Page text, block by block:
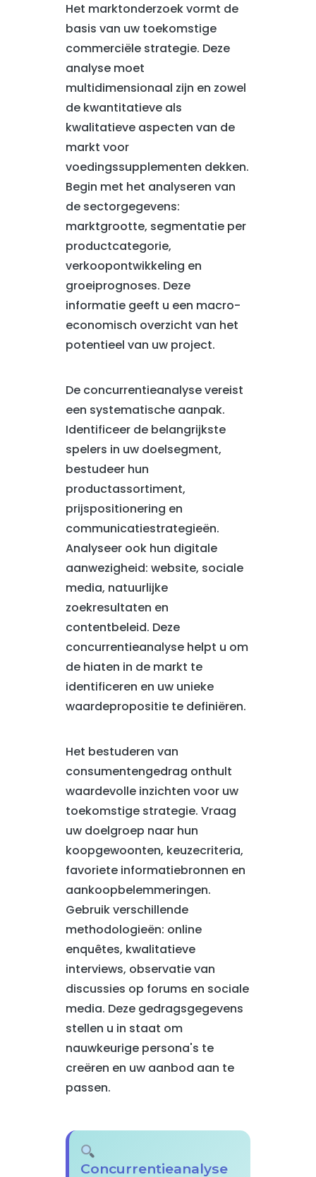
Het marktonderzoek vormt de
basis van uw toekomstige
commerciële strategie. Deze
analyse moet
multidimensionaal zijn en zowel
de kwantitatieve als
kwalitatieve aspecten van de
markt voor
voedingssupplementen dekken.
Begin met het analyseren van
de sectorgegevens:
marktgrootte, segmentatie per
productcategorie,
verkoopontwikkeling en
groeiprognoses. Deze
informatie geeft u een macro-
economisch overzicht van het
potentieel van uw project.
De concurrentieanalyse vereist
een systematische aanpak.
Identificeer de belangrijkste
spelers in uw doelsegment,
bestudeer hun
productassortiment,
prijspositionering en
communicatiestrategieën.
Analyseer ook hun digitale
aanwezigheid: website, sociale
media, natuurlijke
zoekresultaten en
contentbeleid. Deze
concurrentieanalyse helpt u om
de hiaten in de markt te
identificeren en uw unieke
waardepropositie te definiëren.
Het bestuderen van
consumentengedrag onthult
waardevolle inzichten voor uw
toekomstige strategie. Vraag
uw doelgroep naar hun
koopgewoonten, keuzecriteria,
favoriete informatiebronnen en
aankoopbelemmeringen.
Gebruik verschillende
methodologieën: online
enquêtes, kwalitatieve
interviews, observatie van
discussies op forums en sociale
media. Deze gedragsgegevens
stellen u in staat om
nauwkeurige persona's te
creëren en uw aanbod aan te
passen.
Concurrentieanalyse